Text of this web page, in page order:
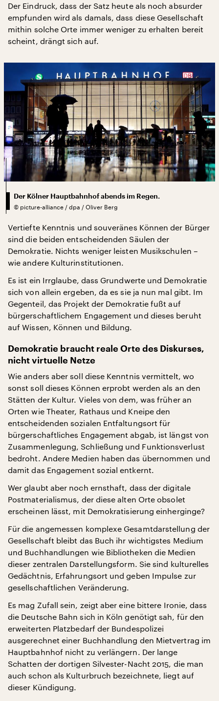
Der Eindruck, dass der Satz heute als noch absurder
empfunden wird als damals, dass diese Gesellschaft
mithin solche Orte immer weniger zu erhalten bereit
scheint, drängt sich auf.
Der Kölner Hauptbahnhof abends im Regen.
© picture-alliance / dpa / Oliver Berg
Vertiefte Kenntnis und souveränes Können der Bürger
sind die beiden entscheidenden Säulen der
Demokratie. Nichts weniger leisten Musikschulen –
wie andere Kulturinstitutionen.
Es ist ein Irrglaube, dass Grundwerte und Demokratie
sich von allein ergeben, da es sie ja nun mal gibt. Im
Gegenteil, das Projekt der Demokratie fußt auf
bürgerschaftlichem Engagement und dieses beruht
auf Wissen, Können und Bildung.
Demokratie braucht reale Orte des Diskurses,
nicht virtuelle Netze
Wie anders aber soll diese Kenntnis vermittelt, wo
sonst soll dieses Können erprobt werden als an den
Stätten der Kultur. Vieles von dem, was früher an
Orten wie Theater, Rathaus und Kneipe den
entscheidenden sozialen Entfaltungsort für
bürgerschaftliches Engagement abgab, ist längst von
Zusammenlegung, Schließung und Funktionsverlust
bedroht. Andere Medien haben das übernommen und
damit das Engagement sozial entkernt.
Wer glaubt aber noch ernsthaft, dass der digitale
Postmaterialismus, der diese alten Orte obsolet
erscheinen lässt, mit Demokratisierung einherginge?
Für die angemessen komplexe Gesamtdarstellung der
Gesellschaft bleibt das Buch ihr wichtigstes Medium
und Buchhandlungen wie Bibliotheken die Medien
dieser zentralen Darstellungsform. Sie sind kulturelles
Gedächtnis, Erfahrungsort und geben Impulse zur
gesellschaftlichen Veränderung.
Es mag Zufall sein, zeigt aber eine bittere Ironie, dass
die Deutsche Bahn sich in Köln genötigt sah, für den
erweiterten Platzbedarf der Bundespolizei
ausgerechnet einer Buchhandlung den Mietvertrag im
Hauptbahnhof nicht zu verlängern. Der lange
Schatten der dortigen Silvester-Nacht 2015, die man
auch schon als Kulturbruch bezeichnete, liegt auf
dieser Kündigung.